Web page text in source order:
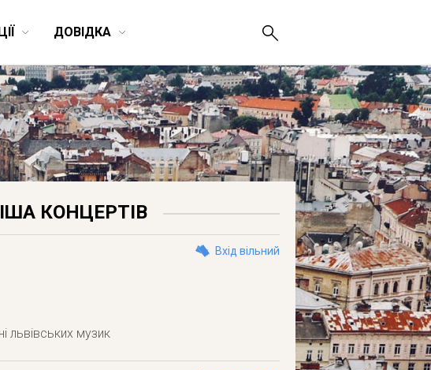
ДОВІДКА
КОНЦЕРТІВ
Вхід вільний
львівських музик